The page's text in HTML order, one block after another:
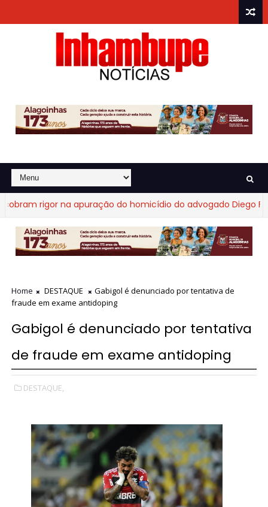
rigor na apuração do homicídio do advogado Diego
Home DESTAQUE
Gabigol é denunciado por tentativa de
fraude em exame antidoping
Gabigol é denunciado por tentativa
de fraude em exame antidoping
DESTAQUE,